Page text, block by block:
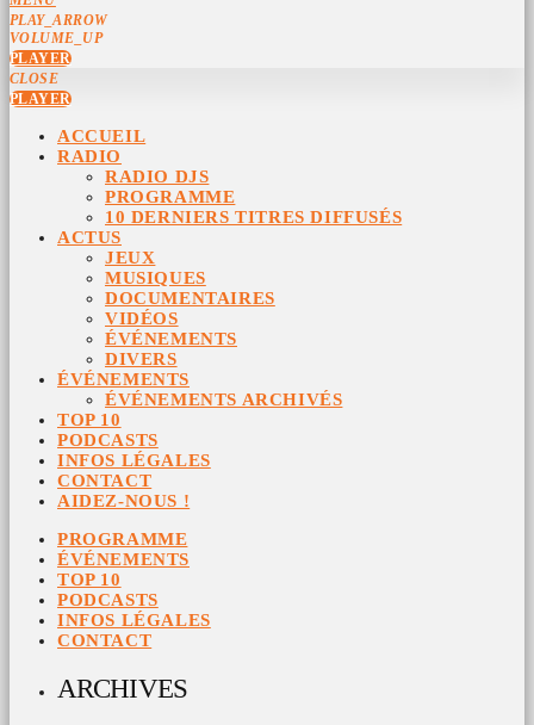
PLAY_ARROW
VOLUME_UP
PLAYER
CLOSE
PLAYER
ACCUEIL
RADIO
RADIO DJS
PROGRAMME
10 DERNIERS TITRES DIFFUSÉS
ACTUS
JEUX
MUSIQUES
DOCUMENTAIRES
VIDÉOS
ÉVÉNEMENTS
DIVERS
ÉVÉNEMENTS
ÉVÉNEMENTS ARCHIVÉS
TOP 10
PODCASTS
INFOS LÉGALES
CONTACT
AIDEZ-NOUS !
PROGRAMME
ÉVÉNEMENTS
TOP 10
PODCASTS
INFOS LÉGALES
CONTACT
ARCHIVES